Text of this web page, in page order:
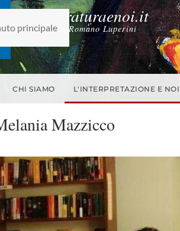
principale
laletteraturaenoi.it
fondato da Romano Luperini
CHI SIAMO L'INTERPRETAZIONE E NOI
Mazzicco